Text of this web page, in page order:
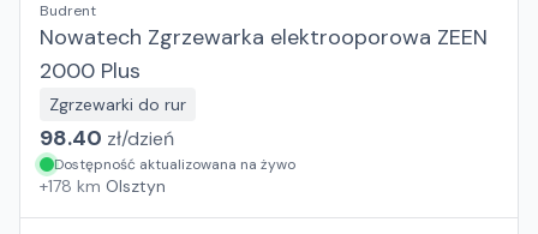
Budrent
Nowatech Zgrzewarka elektrooporowa ZEEN
2000 Plus
Zgrzewarki do rur
98.40 zł/dzień
Dostępność aktualizowana na żywo
+178 km Olsztyn